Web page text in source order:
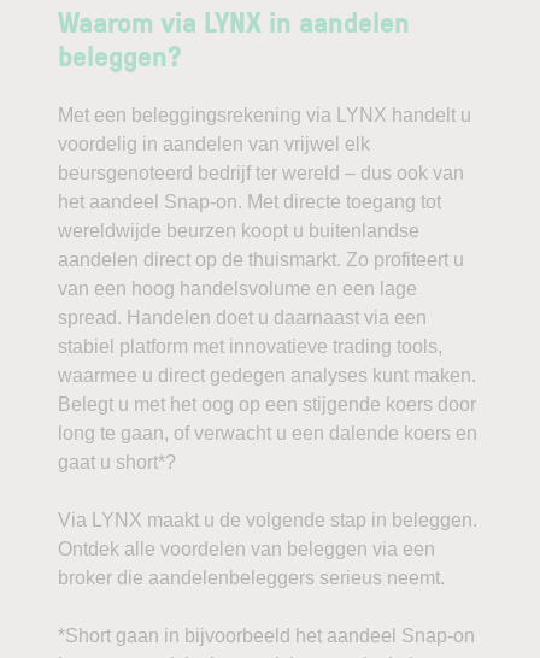
Waarom via LYNX in aandelen
beleggen?
Met een beleggingsrekening via LYNX handelt u
voordelig in aandelen van vrijwel elk
beursgenoteerd bedrijf ter wereld – dus ook van
het aandeel Snap-on. Met directe toegang tot
wereldwijde beurzen koopt u buitenlandse
aandelen direct op de thuismarkt. Zo profiteert u
van een hoog handelsvolume en een lage
spread. Handelen doet u daarnaast via een
stabiel platform met innovatieve trading tools,
waarmee u direct gedegen analyses kunt maken.
Belegt u met het oog op een stijgende koers door
long te gaan, of verwacht u een dalende koers en
gaat u short*?
Via LYNX maakt u de volgende stap in beleggen.
Ontdek alle voordelen van beleggen via een
broker die aandelenbeleggers serieus neemt.
*Short gaan in bijvoorbeeld het aandeel Snap-on